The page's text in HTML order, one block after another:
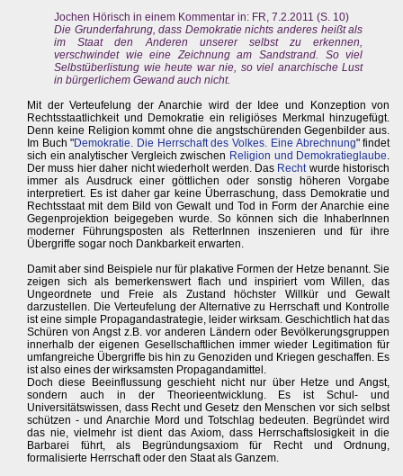
Jochen Hörisch in einem Kommentar in: FR, 7.2.2011 (S. 10)
Die Grunderfahrung, dass Demokratie nichts anderes heißt als
im Staat den Anderen unserer selbst zu erkennen,
verschwindet wie eine Zeichnung am Sandstrand. So viel
Selbstüberlistung wie heute war nie, so viel anarchische Lust
in bürgerlichem Gewand auch nicht.
Mit der Verteufelung der Anarchie wird der Idee und Konzeption von
Rechtsstaatlichkeit und Demokratie ein religiöses Merkmal hinzugefügt.
Denn keine Religion kommt ohne die angstschürenden Gegenbilder aus.
Im Buch "Demokratie. Die Herrschaft des Volkes. Eine Abrechnung" findet
sich ein analytischer Vergleich zwischen Religion und Demokratieglaube.
Der muss hier daher nicht wiederholt werden. Das Rechtwurde historisch
immer als Ausdruck einer göttlichen oder sonstig höheren Vorgabe
interpretiert. Es ist daher gar keine Überraschung, dass Demokratie und
Rechtsstaat mit dem Bild von Gewalt und Tod in Form der Anarchie eine
Gegenprojektion beigegeben wurde. So können sich die InhaberInnen
moderner Führungsposten als RetterInnen inszenieren und für ihre
Übergriffe sogar noch Dankbarkeit erwarten.
Damit aber sind Beispiele nur für plakative Formen der Hetze benannt. Sie
zeigen sich als bemerkenswert flach und inspiriert vom Willen, das
Ungeordnete und Freie als Zustand höchster Willkür und Gewalt
darzustellen. Die Verteufelung der Alternative zu Herrschaft und Kontrolle
ist eine simple Propagandastrategie, leider wirksam. Geschichtlich hat das
Schüren von Angst z.B. vor anderen Ländern oder Bevölkerungsgruppen
innerhalb der eigenen Gesellschaftlichen immer wieder Legitimation für
umfangreiche Übergriffe bis hin zu Genoziden und Kriegen geschaffen. Es
ist also eines der wirksamsten Propagandamittel.
Doch diese Beeinflussung geschieht nicht nur über Hetze und Angst,
sondern auch in der Theorieentwicklung. Es ist Schul- und
Universitätswissen, dass Recht und Gesetz den Menschen vor sich selbst
schützen - und Anarchie Mord und Totschlag bedeuten. Begründet wird
das nie, vielmehr ist dient das Axiom, dass Herrschaftslosigkeit in die
Barbarei führt, als Begründungsaxiom für Recht und Ordnung,
formalisierte Herrschaft oder den Staat als Ganzem.